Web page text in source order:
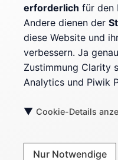
Datenschutz
Cookie-Einstellungen
Mehr erfahren
Kontext & Fakten
Blog RSS-Feed
erforderlich für den
Andere dienen der
diese Website und
verbessern. Ja
Zustimmung Clarity
Analytics und Piwik
▼ Cookie-Details
Nur Notwendige